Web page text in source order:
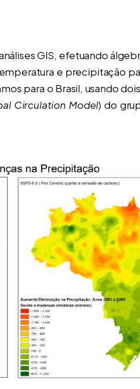
GIS, efetuando
e precipitação
para o Brasil, usando
Circulation Model) do